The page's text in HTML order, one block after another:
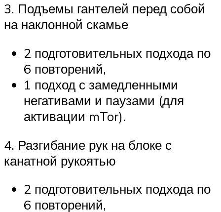
3. Подъемы гантелей перед собой
на наклонной скамье
2 подготовительных подхода по
6 повторений,
1 подход с замедленными
негативами и паузами (для
активации mTor).
4. Разгибание рук на блоке с
канатной рукоятью
2 подготовительных подхода по
6 повторений,